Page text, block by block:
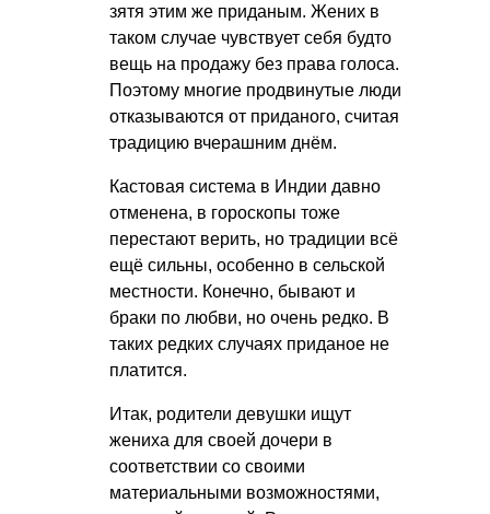
зятя этим же приданым. Жених в
таком случае чувствует себя будто
вещь на продажу без права голоса.
Поэтому многие продвинутые люди
отказываются от приданого, считая
традицию вчерашним днём.
Кастовая система в Индии давно
отменена, в гороскопы тоже
перестают верить, но традиции всё
ещё сильны, особенно в сельской
местности. Конечно, бывают и
браки по любви, но очень редко. В
таких редких случаях приданое не
платится.
Итак, родители девушки ищут
жениха для своей дочери в
соответствии со своими
материальными возможностями,